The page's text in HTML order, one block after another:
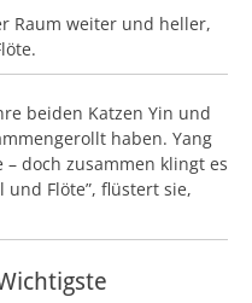
Raum weiter und heller,
beiden Katzen Yin und
haben. Yang
doch zusammen klingt es
Flöte”, flüstert sie,